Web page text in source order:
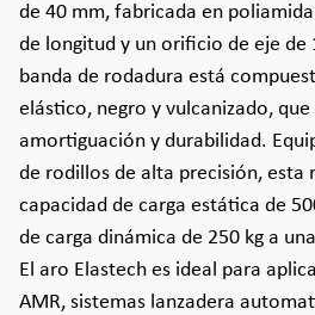
de 40 mm, fabricada en
de longitud y un orificio de eje de
banda de rodadura está
elástico, negro y vulcanizado,
amortiguación y durabilidad.
de rodillos de alta precisión, esta
capacidad de carga estática de
de carga dinámica de 250 kg a
El aro Elastech es ideal para
AMR, sistemas lanzadera